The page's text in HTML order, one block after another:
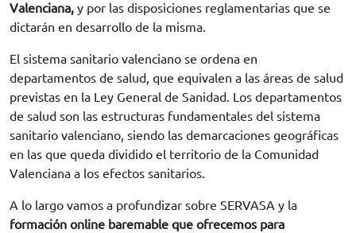
Valenciana, y por las disposiciones reglamentarias que se
dictarán en desarrollo de la misma.
El sistema sanitario valenciano se ordena en
departamentos de salud, que equivalen a las áreas de salud
previstas en la Ley General de Sanidad. Los departamentos
de salud son las estructuras fundamentales del sistema
sanitario valenciano, siendo las demarcaciones geográficas
en las que queda dividido el territorio de la Comunidad
Valenciana a los efectos sanitarios.
A lo largo vamos a profundizar sobre SERVASA y la
formación online baremable que ofrecemos para